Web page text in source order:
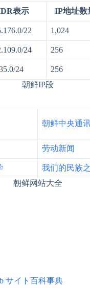
表示 IP地址数
22 1,024
24 256
24 256
朝鲜IP段
朝鲜中央通
劳动新闻
我们的民族
朝鲜网站大全
サイト百科事典